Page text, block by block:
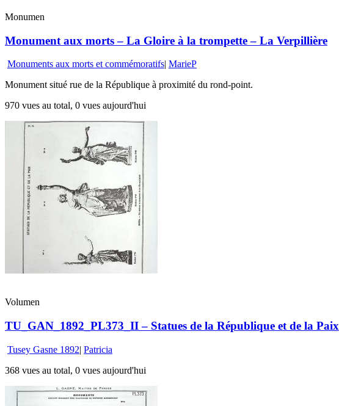
Monumen
Monument aux morts – La Gloire à la trompette – La Verpillière
Monuments aux morts et commémoratifs| MarieP
Monument situé rue de la République à proximité du rond-point.
970 vues au total, 0 vues aujourd'hui
Volumen
TU_GAN_1892_PL373_II – Statues de la République et de la Paix
Tusey Gasne 1892| Patricia
368 vues au total, 0 vues aujourd'hui